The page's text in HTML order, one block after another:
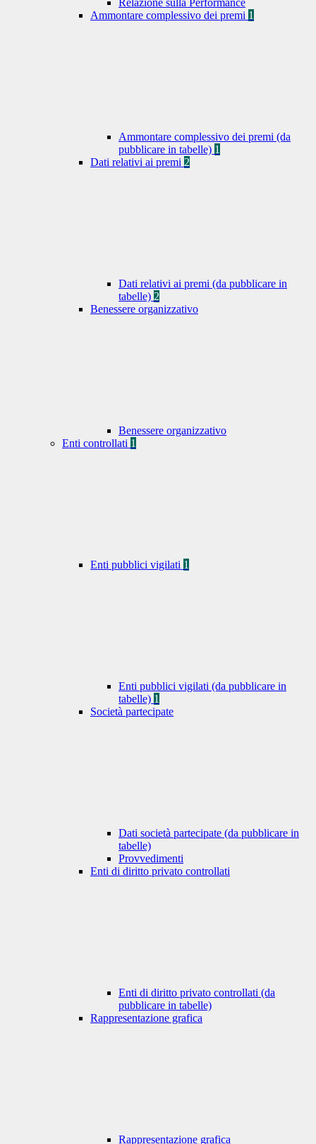
Relazione sulla Performance
Ammontare complessivo dei premi 1
Ammontare complessivo dei premi (da
pubblicare in tabelle) 1
Dati relativi ai premi 2
Dati relativi ai premi (da pubblicare in
tabelle) 2
Benessere organizzativo
Benessere organizzativo
Enti controllati 1
Enti pubblici vigilati 1
Enti pubblici vigilati (da pubblicare in
tabelle) 1
Società partecipate
Dati società partecipate (da pubblicare in
tabelle)
Provvedimenti
Enti di diritto privato controllati
Enti di diritto privato controllati (da
pubblicare in tabelle)
Rappresentazione grafica
Rappresentazione grafica